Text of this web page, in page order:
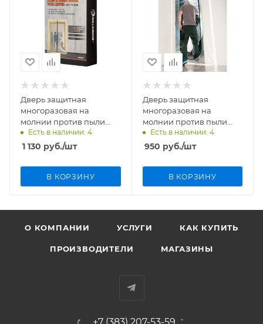
Дверь защитная
многоразовая на
молнии против пыли
Rollingdog арт.80241
Есть в наличии: 4
1 130 руб./шт
В КОРЗИНУ
Дверь защитная
многоразовая на
молнии против пыли
BIHUI TDZD
Есть в наличии: 4
950 руб./шт
В КОРЗИНУ
О КОМПАНИИ УСЛУГИ КАК КУПИТЬ
ПРОИЗВОДИТЕЛИ МАГАЗИНЫ